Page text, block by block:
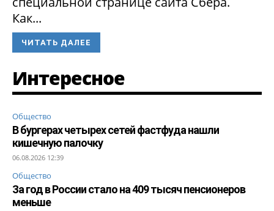
Как...
ЧИТАТЬ ДАЛЕЕ
Интересное
Общество
В бургерах четырех сетей фастфуда нашли
кишечную палочку
06.08.2026 12:39
Общество
За год в России стало на 409 тысяч пенсионеров
меньше